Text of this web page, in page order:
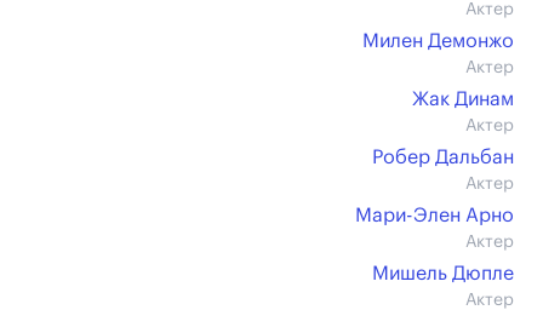
Актер
Милен Демонжо
Актер
Жак Динам
Актер
Робер Дальбан
Актер
Мари-Элен Арно
Актер
Мишель Дюпле
Актер